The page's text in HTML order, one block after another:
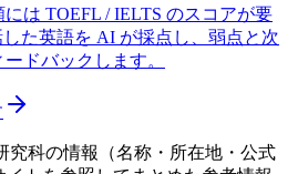
は TOEFL / IELTS のスコアが要
した英語を AI が採点し、弱点と次
ドバックします。
究科の情報（名称・所在地・公式